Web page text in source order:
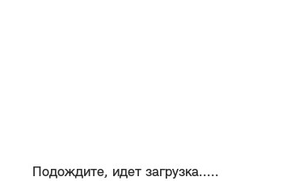
Подождите, идет загрузка.....